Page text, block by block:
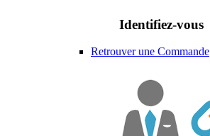
Identifiez-vous
Retrouver une Commande